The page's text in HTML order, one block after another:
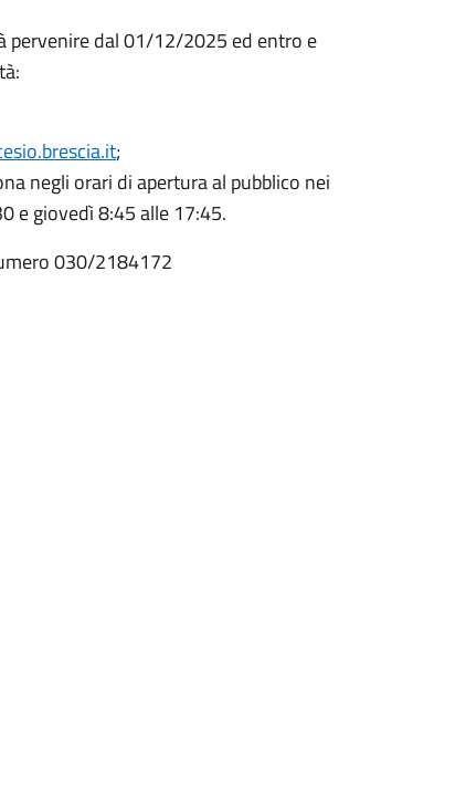
pervenire dal 01/12/2025 ed entro e
;
negli orari di apertura al pubblico nei
e giovedì 8:45 alle 17:45.
030/2184172